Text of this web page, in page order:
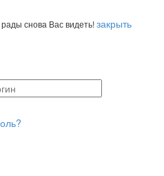
снова Вас видеть!закрыть